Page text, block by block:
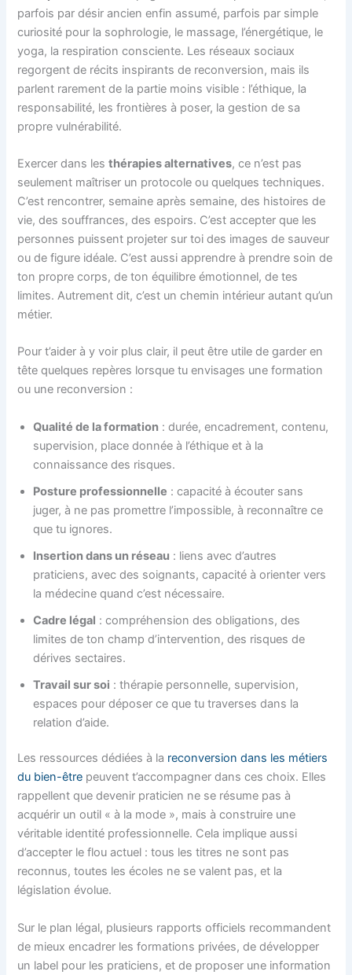
parfois par désir ancien enfin assumé, parfois par simple
curiosité pour la sophrologie, le massage, l’énergétique, le
yoga, la respiration consciente. Les réseaux sociaux
regorgent de récits inspirants de reconversion, mais ils
parlent rarement de la partie moins visible : l’éthique, la
responsabilité, les frontières à poser, la gestion de sa
propre vulnérabilité.
Exercer dans lesthérapies alternatives, ce n’est pas
seulement maîtriser un protocole ou quelques techniques.
C’est rencontrer, semaine après semaine, des histoires de
vie, des souffrances, des espoirs. C’est accepter que les
personnes puissent projeter sur toi des images de sauveur
ou de figure idéale. C’est aussi apprendre à prendre soin de
ton propre corps, de ton équilibre émotionnel, de tes
limites. Autrement dit, c’est un chemin intérieur autant qu’un
métier.
Pour t’aider à y voir plus clair, il peut être utile de garder en
tête quelques repères lorsque tu envisages une formation
ou une reconversion :
Qualité de la formation : durée, encadrement, contenu,
supervision, place donnée à l’éthique et à la
connaissance des risques.
Posture professionnelle : capacité à écouter sans
juger, à ne pas promettre l’impossible, à reconnaître ce
que tu ignores.
Insertion dans un réseau : liens avec d’autres
praticiens, avec des soignants, capacité à orienter vers
la médecine quand c’est nécessaire.
Cadre légal : compréhension des obligations, des
limites de ton champ d’intervention, des risques de
dérives sectaires.
Travail sur soi : thérapie personnelle, supervision,
espaces pour déposer ce que tu traverses dans la
relation d’aide.
Les ressources dédiées à la reconversion dans les métiers
du bien-être peuvent t’accompagner dans ces choix. Elles
rappellent que devenir praticien ne se résume pas à
acquérir un outil « à la mode », mais à construire une
véritable identité professionnelle. Cela implique aussi
d’accepter le flou actuel : tous les titres ne sont pas
reconnus, toutes les écoles ne se valent pas, et la
législation évolue.
Sur le plan légal, plusieurs rapports officiels recommandent
de mieux encadrer les formations privées, de développer
un label pour les praticiens, et de proposer une information